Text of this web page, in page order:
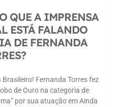
QUE A IMPRENSA
ESTÁ FALANDO
DE FERNANDA
Fernanda Torres fez
de Ouro na categoria de
por sua atuação em Ainda